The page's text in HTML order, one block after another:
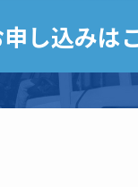
し込みは